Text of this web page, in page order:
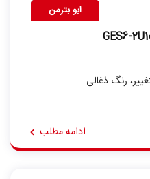
ابو بترمن
رنگ ذغالی
ادامه مطلب